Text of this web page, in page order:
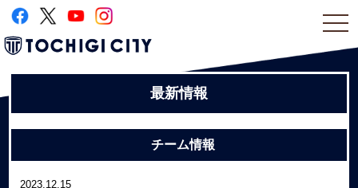
最新情報
チーム情報
2023.12.15